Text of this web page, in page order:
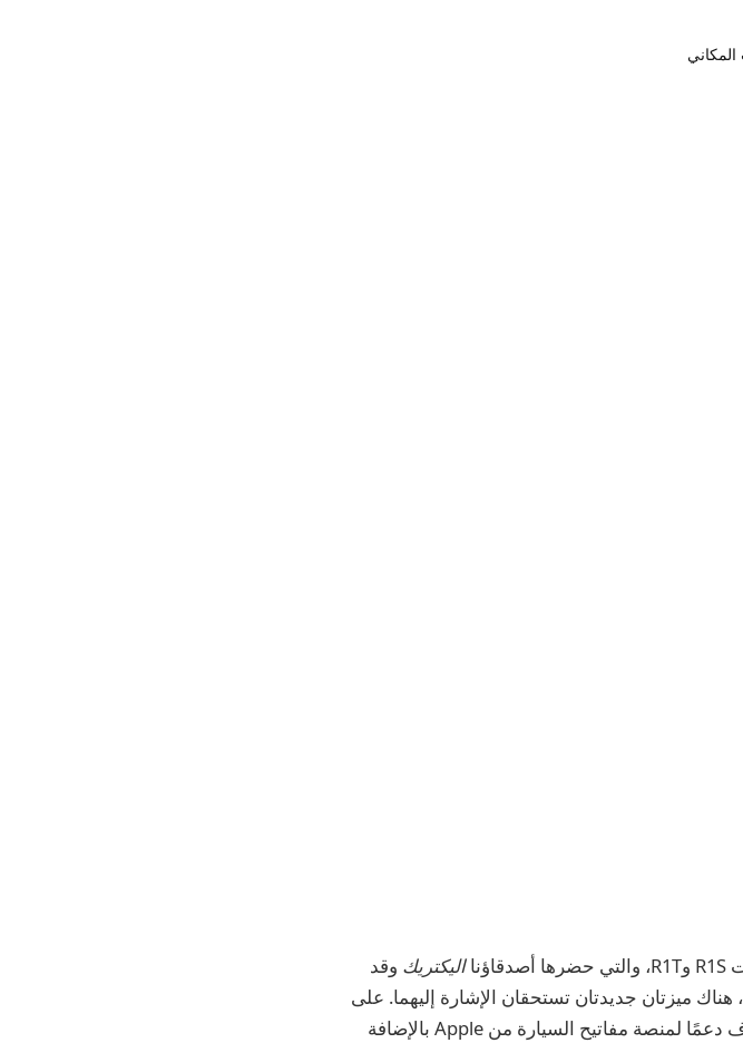
اليكتريك وقد
غطت في العمق. ومع ذلك، بالنسبة لمستخدمي Apple، هناك ميزتان جديدتان تستحقان الإشارة إليهما. على
الرغم من أن Rivian لا يزال لا يدعم CarPlay، فقد أضاف دعمًا لمنصة مفاتيح السيارة من Apple بالإضافة